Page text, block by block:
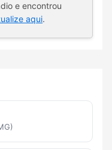
e encontrou
aqui.